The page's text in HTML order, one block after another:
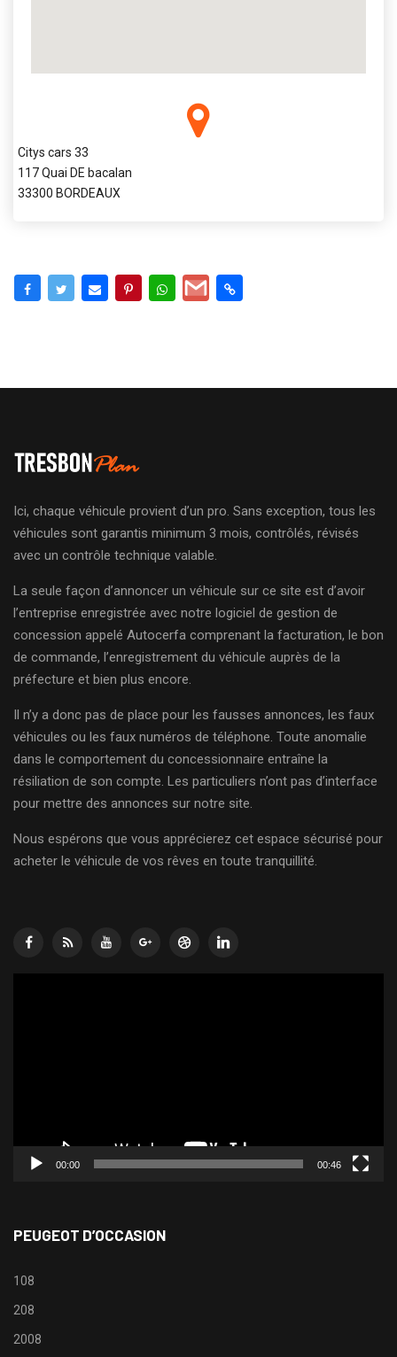
Citys cars 33
117 Quai DE bacalan
33300 BORDEAUX
Ici, chaque véhicule provient d’un pro. Sans exception, tous les
véhicules sont garantis minimum 3 mois, contrôlés, révisés
avec un contrôle technique valable.
La seule façon d’annoncer un véhicule sur ce site est d’avoir
l’entreprise enregistrée avec notre logiciel de gestion de
concession appelé Autocerfa comprenant la facturation, le bon
de commande, l’enregistrement du véhicule auprès de la
préfecture et bien plus encore.
Il n’y a donc pas de place pour les fausses annonces, les faux
véhicules ou les faux numéros de téléphone. Toute anomalie
dans le comportement du concessionnaire entraîne la
résiliation de son compte. Les particuliers n’ont pas d’interface
pour mettre des annonces sur notre site.
Nous espérons que vous apprécierez cet espace sécurisé pour
acheter le véhicule de vos rêves en toute tranquillité.
00:00 00:46
PEUGEOT D’OCCASION
108
208
2008